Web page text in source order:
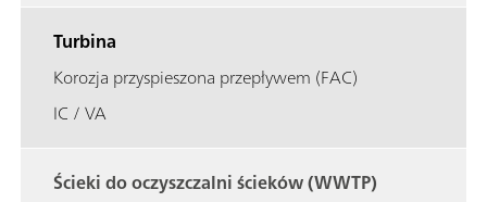
Turbina
Korozja przyspieszona przepływem (FAC)
IC / VA
Ścieki do oczyszczalni ścieków (WWTP)